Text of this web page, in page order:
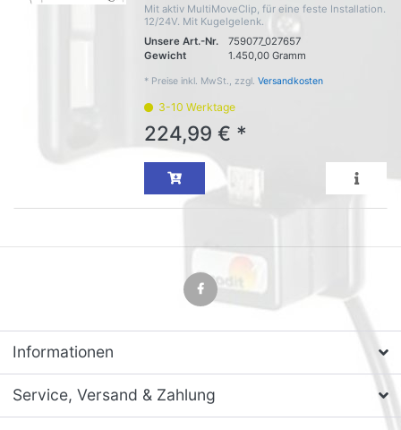
Mit aktiv MultiMoveClip, für eine feste Installation.
12/24V. Mit Kugelgelenk.
Unsere Art.-Nr.
759077_027657
Gewicht
1.450,00 Gramm
* Preise inkl. MwSt., zzgl. Versandkosten
3-10 Werktage
224,99 € *
Informationen
Service, Versand & Zahlung